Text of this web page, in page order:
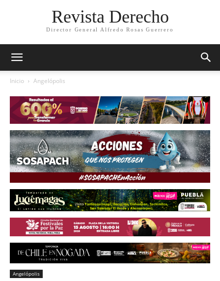
Revista Derecho
Director General Alfredo Rosas Guerrero
Inicio Angelópolis
Angelópolis